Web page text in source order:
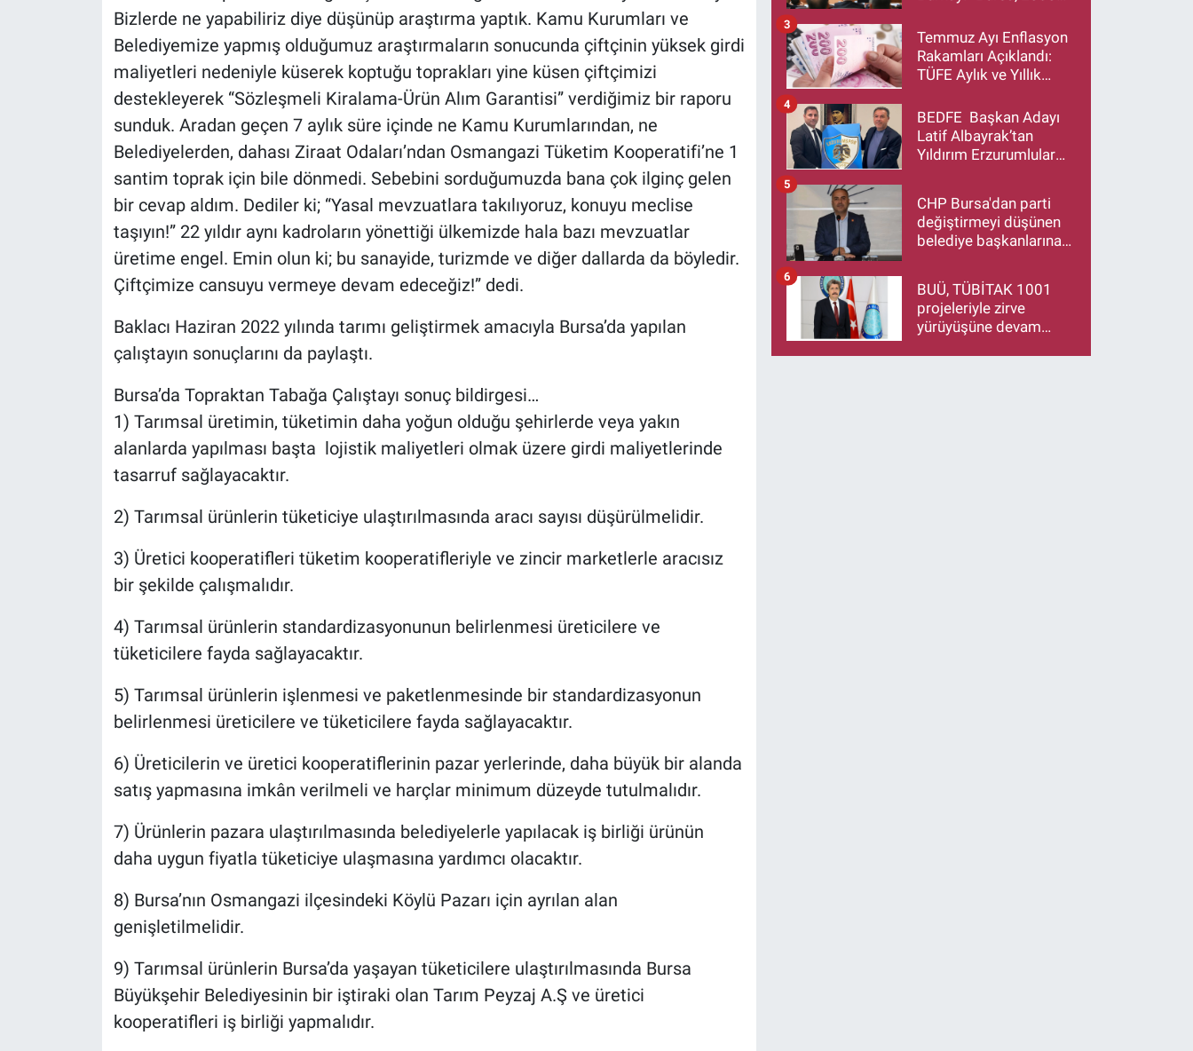
Bizlerde ne yapabiliriz diye düşünüp araştırma yaptık. Kamu Kurumları ve
Belediyemize yapmış olduğumuz araştırmaların sonucunda çiftçinin yüksek girdi
maliyetleri nedeniyle küserek koptuğu toprakları yine küsen çiftçimizi
destekleyerek “Sözleşmeli Kiralama-Ürün Alım Garantisi” verdiğimiz bir raporu
sunduk. Aradan geçen 7 aylık süre içinde ne Kamu Kurumlarından, ne
Belediyelerden, dahası Ziraat Odaları’ndan Osmangazi Tüketim Kooperatifi’ne 1
santim toprak için bile dönmedi. Sebebini sorduğumuzda bana çok ilginç gelen
bir cevap aldım. Dediler ki; “Yasal mevzuatlara takılıyoruz, konuyu meclise
taşıyın!” 22 yıldır aynı kadroların yönettiği ülkemizde hala bazı mevzuatlar
üretime engel. Emin olun ki; bu sanayide, turizmde ve diğer dallarda da böyledir.
Çiftçimize cansuyu vermeye devam edeceğiz!” dedi.
Baklacı Haziran 2022 yılında tarımı geliştirmek amacıyla Bursa’da yapılan
çalıştayın sonuçlarını da paylaştı.
Bursa’da Topraktan Tabağa Çalıştayı sonuç bildirgesi…
1) Tarımsal üretimin, tüketimin daha yoğun olduğu şehirlerde veya yakın
alanlarda yapılması başta lojistik maliyetleri olmak üzere girdi maliyetlerinde
tasarruf sağlayacaktır.
2) Tarımsal ürünlerin tüketiciye ulaştırılmasında aracı sayısı düşürülmelidir.
3) Üretici kooperatifleri tüketim kooperatifleriyle ve zincir marketlerle aracısız
bir şekilde çalışmalıdır.
4) Tarımsal ürünlerin standardizasyonunun belirlenmesi üreticilere ve
tüketicilere fayda sağlayacaktır.
5) Tarımsal ürünlerin işlenmesi ve paketlenmesinde bir standardizasyonun
belirlenmesi üreticilere ve tüketicilere fayda sağlayacaktır.
6) Üreticilerin ve üretici kooperatiflerinin pazar yerlerinde, daha büyük bir alanda
satış yapmasına imkân verilmeli ve harçlar minimum düzeyde tutulmalıdır.
7) Ürünlerin pazara ulaştırılmasında belediyelerle yapılacak iş birliği ürünün
daha uygun fiyatla tüketiciye ulaşmasına yardımcı olacaktır.
8) Bursa’nın Osmangazi ilçesindeki Köylü Pazarı için ayrılan alan
genişletilmelidir.
9) Tarımsal ürünlerin Bursa’da yaşayan tüketicilere ulaştırılmasında Bursa
Büyükşehir Belediyesinin bir iştiraki olan Tarım Peyzaj A.Ş ve üretici
kooperatifleri iş birliği yapmalıdır.
Büyütmeye Devam
Edecek”
Temmuz Ayı Enflasyon
Rakamları Açıklandı:
TÜFE Aylık ve Yıllık
3
BEDFE Başkan Adayı
Latif Albayrak’tan
Yıldırım Erzurumlular
Ziyareti
4
CHP Bursa'dan parti
değiştirmeyi düşünen
belediye başkanlarına
makamlarınızı da
bırakın
5
BUÜ, TÜBİTAK 1001
projeleriyle zirve
yürüyüşüne devam
6